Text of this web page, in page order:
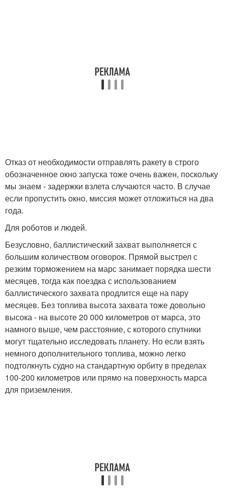
Отказ от необходимости отправлять ракету в строго
обозначенное окно запуска тоже очень важен, поскольку
мы знаем - задержки взлета случаются часто. В случае
если пропустить окно, миссия может отложиться на два
года.
Для роботов и людей.
Безусловно, баллистический захват выполняется с
большим количеством оговорок. Прямой выстрел с
резким торможением на марс занимает порядка шести
месяцев, тогда как поездка с использованием
баллистического захвата продлится еще на пару
месяцев. Без топлива высота захвата тоже довольно
высока - на высоте 20 000 километров от марса, это
намного выше, чем расстояние, с которого спутники
могут тщательно исследовать планету. Но если взять
немного дополнительного топлива, можно легко
подтолкнуть судно на стандартную орбиту в пределах
100-200 километров или прямо на поверхность марса
для приземления.